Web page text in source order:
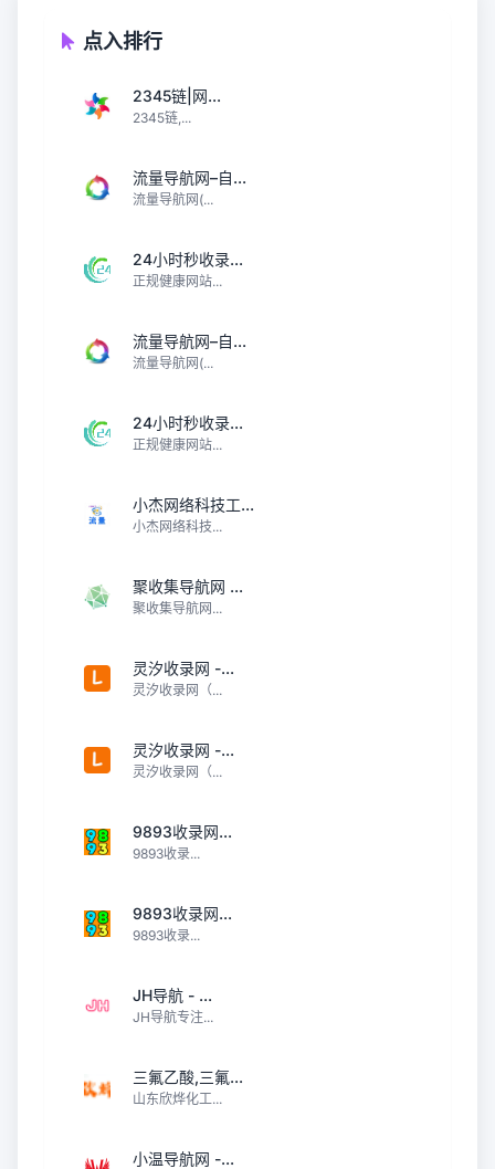
点入排行
2345链|网...
2345链,...
流量导航网–自...
流量导航网(...
24小时秒收录...
正规健康网站...
流量导航网–自...
流量导航网(...
24小时秒收录...
正规健康网站...
小杰网络科技工...
小杰网络科技...
聚收集导航网 ...
聚收集导航网...
灵汐收录网 -...
灵汐收录网（...
灵汐收录网 -...
灵汐收录网（...
9893收录网...
9893收录...
9893收录网...
9893收录...
JH导航 - ...
JH导航专注...
三氟乙酸,三氟...
山东欣烨化工...
小温导航网 -...